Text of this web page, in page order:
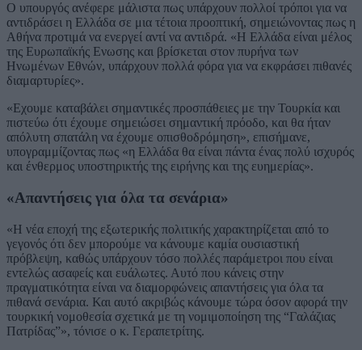
Ο υπουργός ανέφερε μάλιστα πως υπάρχουν πολλοί τρόποι για να
αντιδράσει η Ελλάδα σε μια τέτοια προοπτική, σημειώνοντας πως η
Αθήνα προτιμά να ενεργεί αντί να αντιδρά. «Η Ελλάδα είναι μέλος
της Ευρωπαϊκής Ενωσης και βρίσκεται στον πυρήνα των
Ηνωμένων Εθνών, υπάρχουν πολλά φόρα για να εκφράσει πιθανές
διαμαρτυρίες».
«Εχουμε καταβάλει σημαντικές προσπάθειες με την Τουρκία και
πιστεύω ότι έχουμε σημειώσει σημαντική πρόοδο, και θα ήταν
απόλυτη σπατάλη να έχουμε οπισθοδρόμηση», επισήμανε,
υπογραμμίζοντας πως «η Ελλάδα θα είναι πάντα ένας πολύ ισχυρός
και ένθερμος υποστηρικτής της ειρήνης και της ευημερίας».
«Απαντήσεις για όλα τα σενάρια»
«Η νέα εποχή της εξωτερικής πολιτικής χαρακτηρίζεται από το
γεγονός ότι δεν μπορούμε να κάνουμε καμία ουσιαστική
πρόβλεψη, καθώς υπάρχουν τόσο πολλές παράμετροι που είναι
εντελώς ασαφείς και ευάλωτες. Αυτό που κάνεις στην
πραγματικότητα είναι να διαμορφώνεις απαντήσεις για όλα τα
πιθανά σενάρια. Και αυτό ακριβώς κάνουμε τώρα όσον αφορά την
τουρκική νομοθεσία σχετικά με τη νομιμοποίηση της “Γαλάζιας
Πατρίδας”», τόνισε ο κ. Γεραπετρίτης.